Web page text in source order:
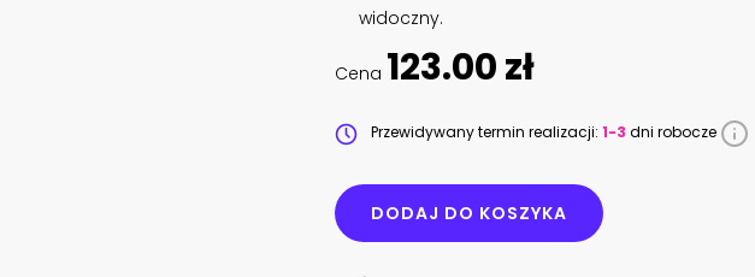
widoczny.
Cena 123.00 zł
Przewidywany termin realizacji: 1-3 dni robocze
DODAJ DO KOSZYKA